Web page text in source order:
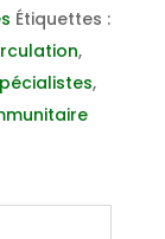
Étiquettes :
,
,